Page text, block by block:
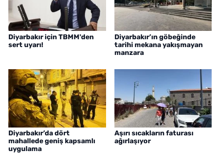
Diyarbakır için TBMM'den
sert uyarı!
Diyarbakır’ın göbeğinde
tarihi mekana yakışmayan
manzara
Diyarbakır’da dört
mahallede geniş kapsamlı
uygulama
Aşırı sıcakların faturası
ağırlaşıyor